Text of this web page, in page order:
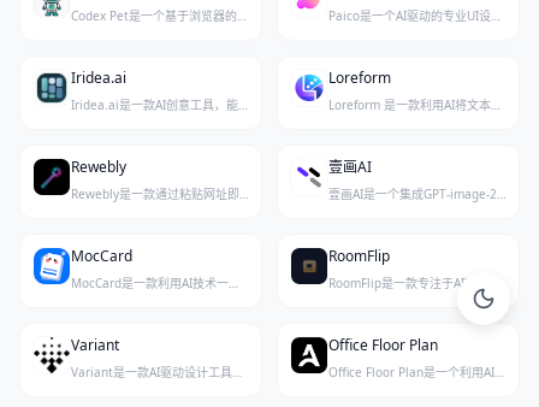
Codex Pet是一个基于浏览器的创意工作室，让你轻松创建、修改并下载适合OpenAI Codex的自定义动画宠物。 Paico是一个AI驱动的专业UI设计生成工具，用户只需一句话即可快速生成高质量界面设计稿。
Iridea.ai
Iridea.ai是一款AI创意工具，能将任意网站URL自动转化为完整的品牌营销活动，包括广告、社交故事、轮播图、首页横幅及15秒视频等，所有输出风格统一、支持自然语言修改，数分钟内即可完成。
Loreform
Loreform 是一款利用AI将文本或图片转化为可直接3D打印的桌面战棋微缩模型的工具。
Rewebly
Rewebly是一款通过粘贴网址即可利用AI瞬间重设计网站并导出干净代码的创新工具。
壹画AI
壹画AI是一个集成GPT-image-2模型的AI智能设计平台，专注于通过自然语言快速生成高质量图像与创意素材。
MocCard
MocCard是一款利用AI技术一键生成精美知识卡片的工具，帮助用户快速将文字内容转化为视觉化的分享卡片。
RoomFlip
Variant
Variant是一款AI驱动设计工具，通过滑动屏幕即可无限生成应用与网站的设计备选方案。
Office Floor Plan
Office Floor Plan是一个利用AI技术智能生成办公平面图的在线工具，帮助用户快速完成专业空间规划与定制。